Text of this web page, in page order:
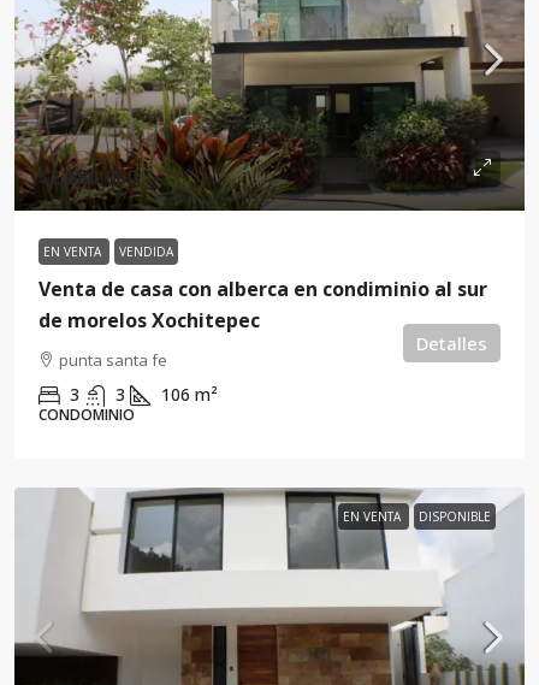
$2,680,000
EN VENTA VENDIDA
Venta de casa con alberca en condiminio al sur
de morelos Xochitepec
punta santa fe
3 3 106 m²
CONDOMINIO
Detalles
EN VENTA DISPONIBLE